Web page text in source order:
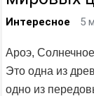
Интересное 5
Ароэ,
Это одна из
одно из